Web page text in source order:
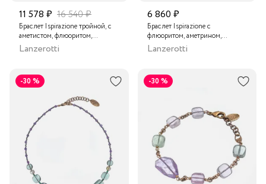
11 578 ₽ 16 540 ₽
Браслет Ispirazione тройной, с
аметистом, флюоритом,
кварцем и перламутром
Lanzerotti
6 860 ₽
Браслет Ispirazione с
флюоритом, аметрином,
лунным камнем и бисером
Lanzerotti
-30 % -30 %